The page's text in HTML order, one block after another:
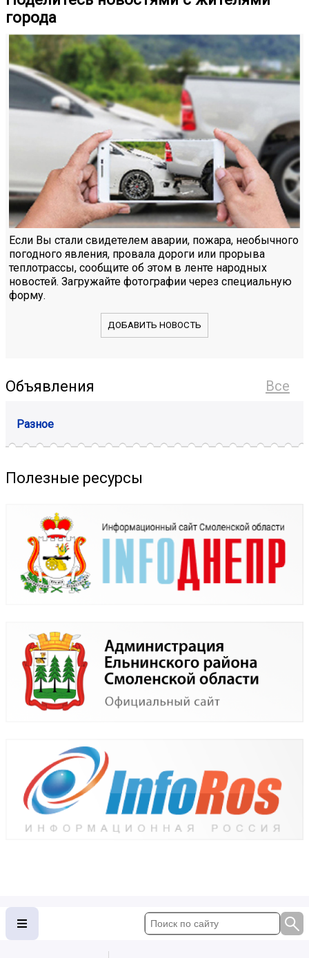
города
Если Вы стали свидетелем аварии, пожара, необычного
погодного явления, провала дороги или прорыва
теплотрассы, сообщите об этом в ленте народных
новостей. Загружайте фотографии через специальную
форму.
ДОБАВИТЬ НОВОСТЬ
Все
Объявления
Разное
Полезные ресурсы